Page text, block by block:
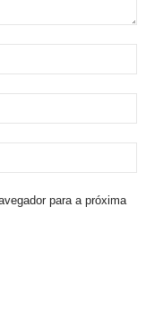
para a próxima